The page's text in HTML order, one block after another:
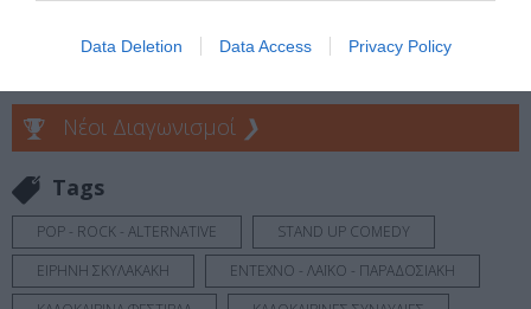
Data Deletion Data Access Privacy Policy
Δείτε όλα τατελευταία νέαγια την Τέχνη και τον
Νέοι Διαγωνισμοί ❯
Tags
POP - ROCK - ALTERNATIVE
STAND UP COMEDY
ΕΙΡΗΝΗ ΣΚΥΛΑΚΑΚΗ
ΕΝΤΕΧΝΟ - ΛΑΪΚΟ - ΠΑΡΑΔΟΣΙΑΚΗ